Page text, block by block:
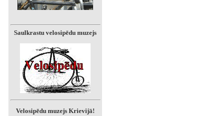
Saulkrastu velosipēdu muzejs
Velosipēdu muzejs Krievijā!